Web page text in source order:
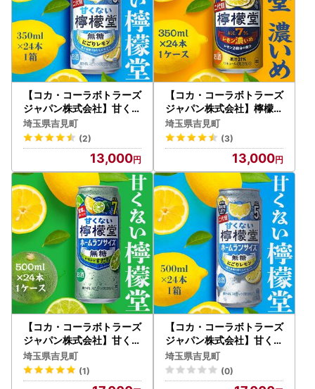
【コカ・コーラボトラーズ
ジャパン株式会社】甘くな
い檸檬堂 無糖にごりレモ
ン５％ 350ml（ 1ケース2
4本入り）［アルコール度
埼玉県吉見町
(2)
13,000
【コカ・コーラボトラーズ
ジャパン株式会社】檸檬堂
レモン濃いめ 350ml（ 1
ケース24本入り）［アル
コール度数7％］
埼玉県吉見町
(3)
13,000
【コカ・コーラボトラーズ
ジャパン株式会社】甘くな
い檸檬堂 無糖レモンとす
だち7％ 500ml（ 1ケース
24本入り）［アルコール
埼玉県吉見町
(1)
【コカ・コーラボトラーズ
ジャパン株式会社】甘くな
い檸檬堂 無糖にごりレモ
ン５％ 500ml（ 1ケース2
4本入り）［アルコール度
埼玉県吉見町
(0)